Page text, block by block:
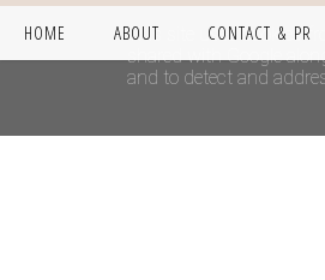
HOME ABOUT CONTACT & PR
This site uses cookies
shared with Google
and to detect and